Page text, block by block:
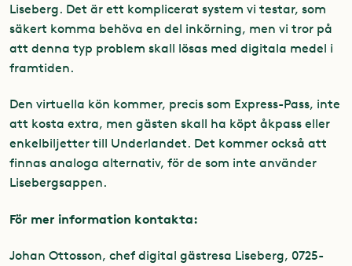
Liseberg. Det är ett komplicerat system vi testar, som
säkert komma behöva en del inkörning, men vi tror på
att denna typ problem skall lösas med digitala medel i
framtiden.
Den virtuella kön kommer, precis som Express-Pass, inte
att kosta extra, men gästen skall ha köpt åkpass eller
enkelbiljetter till Underlandet. Det kommer också att
finnas analoga alternativ, för de som inte använder
Lisebergsappen.
För mer information kontakta:
Johan Ottosson, chef digital gästresa Liseberg, 0725-